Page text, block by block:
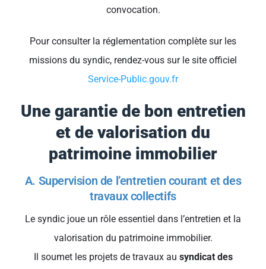
convocation.
Pour consulter la réglementation complète sur les
missions du syndic, rendez-vous sur le site officiel
Service-Public.gouv.fr
Une garantie de bon entretien
et de valorisation du
patrimoine immobilier
A. Supervision de l’entretien courant et des
travaux collectifs
Le syndic joue un rôle essentiel dans l’entretien et la
valorisation du patrimoine immobilier.
Il soumet les projets de travaux au syndicat des